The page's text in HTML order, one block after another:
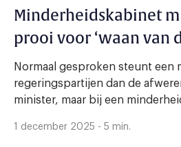
Minderheidskabinet
prooi voor ‘waan van
Normaal gesproken steunt een
regeringspartijen dan de
minister, maar bij een
1 december 2025 - 5 min.